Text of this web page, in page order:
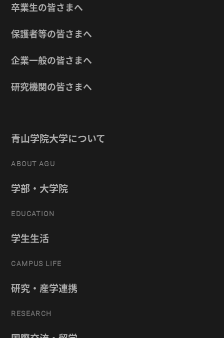
卒業生の皆さまへ
保護者等の皆さまへ
企業一般の皆さまへ
研究機関の皆さまへ
青山学院大学について
ABOUT AGU
学部・大学院
EDUCATION
学生生活
CAMPUS LIFE
研究・産学連携
RESEARCH